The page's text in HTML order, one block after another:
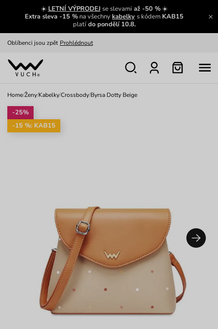
☀️ LETNÍ VÝPRODEJ se slevamiaž -50 %☀️
Extra sleva -15 % na všechnykabelky s kódem KAB15
platído pondělí 10.8.
Zajímavosti ze světa Vuch:
Zobrazit
Oblíbenci jsou zpět Prohlédnout
Nech se inspirovat
Home/Ženy/Kabelky/Crossbody/Byrsa Dotty Beige
-25%
-15 %: KAB15